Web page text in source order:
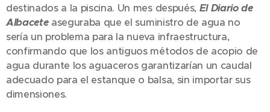
destinados a la piscina. Un mes después, El Diario de
Albaceteaseguraba que el suministro de agua no
sería un problema para la nueva infraestructura,
confirmando que los antiguos métodos de acopio de
agua durante los aguaceros garantizarían un caudal
adecuado para el estanque o balsa, sin importar sus
dimensiones.